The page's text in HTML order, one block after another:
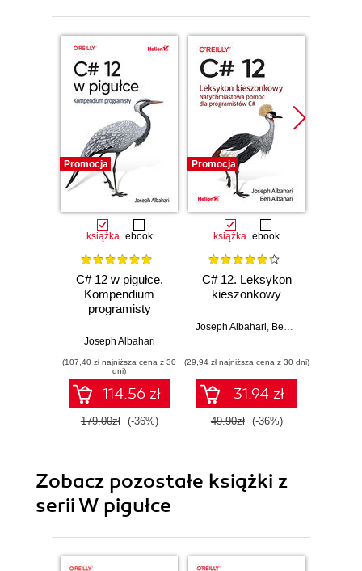
Promocja
książka ebook
C# 12 w pigułce.
Kompendium
programisty
Joseph Albahari
(107,40 zł najniższa cena z 30
dni)
114.56 zł
179.00zł (-36%)
Promocja
książka ebook
C# 12. Leksykon
kieszonkowy
Joseph Albahari Ben Albahari
(29,94 zł najniższa cena z 30 dni)
31.94 zł
49.90zł (-36%)
Zobacz pozostałe książki z
serii W pigułce